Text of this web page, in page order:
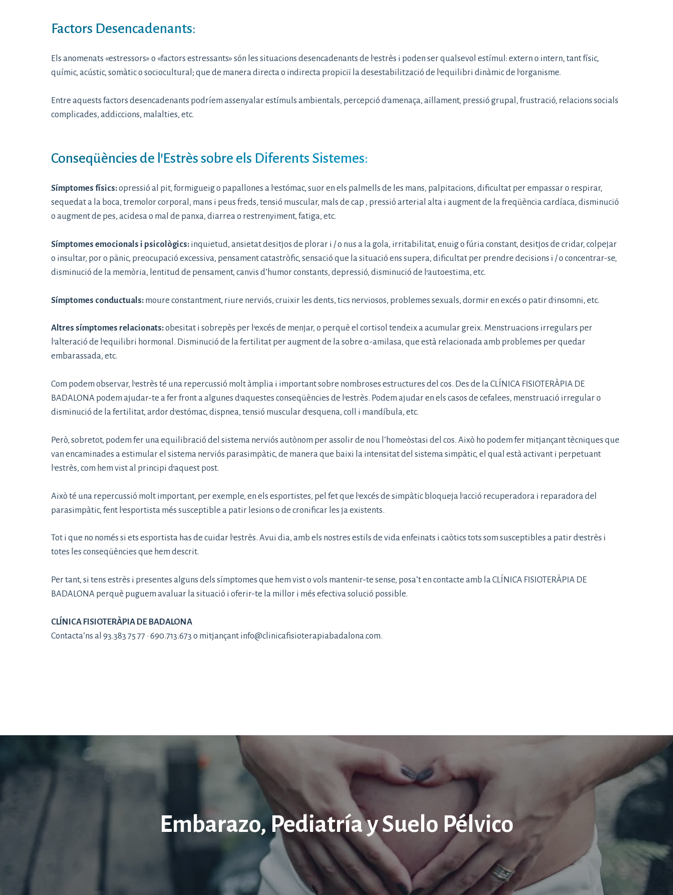
Factors Desencadenants:
Els anomenats «estressors» o «factors estressants» són les situacions desencadenants de l’estrès i poden ser qualsevol estímul: extern o intern, tant físic,
químic, acústic, somàtic o sociocultural; que de manera directa o indirecta propiciï la desestabilització de l’equilibri dinàmic de l’organisme.
Entre aquests factors desencadenants podríem assenyalar estímuls ambientals, percepció d’amenaça, aïllament, pressió grupal, frustració, relacions socials
complicades, addiccions, malalties, etc.
Conseqüències de l’Estrès sobre els Diferents Sistemes:
Símptomes físics:opressió al pit, formigueig o papallones a l’estómac, suor en els palmells de les mans, palpitacions, dificultat per empassar o respirar,
sequedat a la boca, tremolor corporal, mans i peus freds, tensió muscular, mals de cap , pressió arterial alta i augment de la freqüència cardíaca, disminució
o augment de pes, acidesa o mal de panxa, diarrea o restrenyiment, fatiga, etc.
Símptomes emocionals i psicològics: inquietud, ansietat desitjos de plorar i / o nus a la gola, irritabilitat, enuig o fúria constant, desitjos de cridar, colpejar
o insultar, por o pànic, preocupació excessiva, pensament catastròfic, sensació que la situació ens supera, dificultat per prendre decisions i / o concentrar-se,
disminució de la memòria, lentitud de pensament, canvis d’humor constants, depressió, disminució de l’autoestima, etc.
Símptomes conductuals: moure constantment, riure nerviós, cruixir les dents, tics nerviosos, problemes sexuals, dormir en excés o patir d’insomni, etc.
Altres símptomes relacionats:obesitat i sobrepès per l’excés de menjar, o perquè el cortisol tendeix a acumular greix. Menstruacions irregulars per
l’alteració de l’equilibri hormonal. Disminució de la fertilitat per augment de la sobre α-amilasa, que està relacionada amb problemes per quedar
embarassada, etc.
Com podem observar, l’estrès té una repercussió molt àmplia i important sobre nombroses estructures del cos. Des de la CLÍNICA FISIOTERÀPIA DE
BADALONA podem ajudar-te a fer front a algunes d’aquestes conseqüències de l’estrès. Podem ajudar en els casos de cefalees, menstruació irregular o
disminució de la fertilitat, ardor d’estómac, dispnea, tensió muscular d’esquena, coll i mandíbula, etc.
Però, sobretot, podem fer una equilibració del sistema nerviós autònom per assolir de nou l’homeòstasi del cos. Això ho podem fer mitjançant tècniques que
van encaminades a estimular el sistema nerviós parasimpàtic, de manera que baixi la intensitat del sistema simpàtic, el qual està activant i perpetuant
l’estrès, com hem vist al principi d’aquest post.
Això té una repercussió molt important, per exemple, en els esportistes, pel fet que l’excés de simpàtic bloqueja l’acció recuperadora i reparadora del
parasimpàtic, fent l’esportista més susceptible a patir lesions o de cronificar les ja existents.
Tot i que no només si ets esportista has de cuidar l’estrès. Avui dia, amb els nostres estils de vida enfeinats i caòtics tots som susceptibles a patir d’estrès i
totes les conseqüències que hem descrit.
Per tant, si tens estrès i presentes alguns dels símptomes que hem vist o vols mantenir-te sense, posa’t en contacte amb la CLÍNICA FISIOTERÀPIA DE
BADALONA perquè puguem avaluar la situació i oferir-te la millor i més efectiva solució possible.
CLÍNICA FISIOTERÀPIA DE BADALONA
Contacta’ns al 93.383 75 77 · 690.713.673 o mitjançant info@clinicafisioterapiabadalona.com.
Embarazo, Pediatría y Suelo Pélvico